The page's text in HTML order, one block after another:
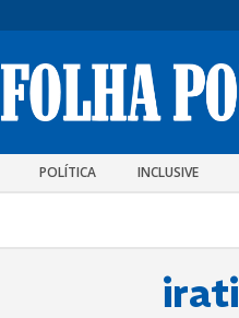
POLÍTICA INCLUSIVE
irati